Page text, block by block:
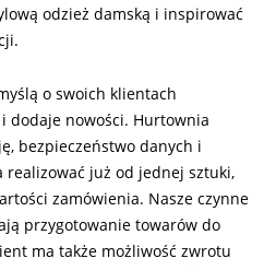
odzież damską i inspirować
o swoich klientach
dodaje nowości. Hurtownia
bezpieczeństwo danych i
realizować już od jednej sztuki,
zamówienia. Nasze czynne
przygotowanie towarów do
ma także możliwość zwrotu